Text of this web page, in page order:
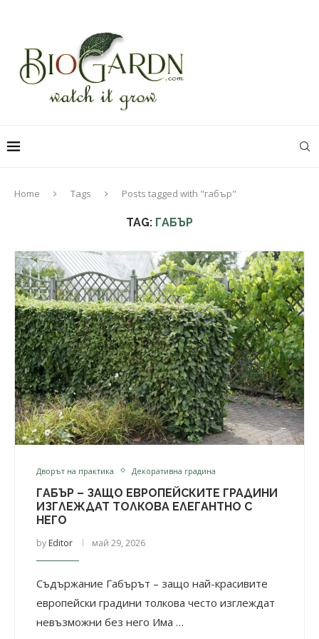
Home Tags Posts tagged with "габър"
TAG: ГАБЪР
Дворът на практика Декоративна градина
ГАБЪР – ЗАЩО ЕВРОПЕЙСКИТЕ ГРАДИНИ
ИЗГЛЕЖДАТ ТОЛКОВА ЕЛЕГАНТНО С
НЕГО
by Editor май 29, 2026
Съдържание Габърът – защо най-красивите
европейски градини толкова често изглеждат
невъзможни без него Има …